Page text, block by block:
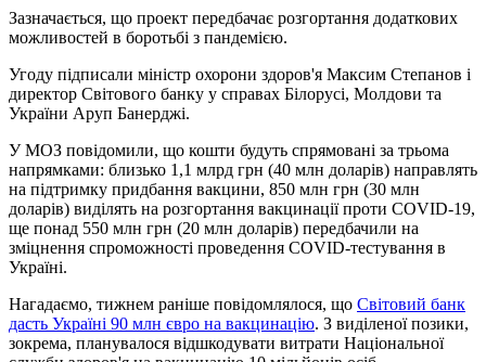
Зазначається, що проект передбачає розгортання додаткових
можливостей в боротьбі з пандемією.
Угоду підписали міністр охорони здоров'я Максим Степанов і
директор Світового банку у справах Білорусі, Молдови та
України Аруп Банерджі.
У МОЗ повідомили, що кошти будуть спрямовані за трьома
напрямками: близько 1,1 млрд грн (40 млн доларів) направлять
на підтримку придбання вакцини, 850 млн грн (30 млн
доларів) виділять на розгортання вакцинації проти COVID-19,
ще понад 550 млн грн (20 млн доларів) передбачили на
зміцнення спроможності проведення COVID-тестування в
Україні.
Нагадаємо, тижнем раніше повідомлялося, що Світовий банк
дасть Україні 90 млн євро на вакцинацію. З виділеної позики,
зокрема, планувалося відшкодувати витрати Національної